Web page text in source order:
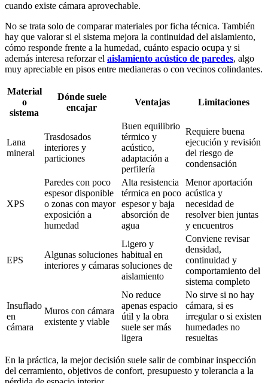
cuando existe cámara aprovechable.
No se trata solo de comparar materiales por ficha técnica. También
hay que valorar si el sistema mejora la continuidad del aislamiento,
cómo responde frente a la humedad, cuánto espacio ocupa y si
además interesa reforzar el aislamiento acústico de paredes, algo
muy apreciable en pisos entre medianeras o con vecinos colindantes.
Material
o
sistema
Dónde suele
encajar
Ventajas Limitaciones
Lana
mineral
Trasdosados
interiores y
particiones
Buen equilibrio
térmico y
acústico,
adaptación a
perfilería
Requiere buena
ejecución y revisión
del riesgo de
condensación
XPS
Paredes con poco
espesor disponible
o zonas con mayor
exposición a
humedad
Alta resistencia
térmica en poco
espesor y baja
absorción de
agua
Menor aportación
acústica y
necesidad de
resolver bien juntas
y encuentros
EPS
Algunas soluciones
interiores y cámaras
Ligero y
habitual en
soluciones de
aislamiento
Conviene revisar
densidad,
continuidad y
comportamiento del
sistema completo
Insuflado
en
cámara
Muros con cámara
existente y viable
No reduce
apenas espacio
útil y la obra
suele ser más
ligera
No sirve si no hay
cámara, si es
irregular o si existen
humedades no
resueltas
En la práctica, la mejor decisión suele salir de combinar inspección
del cerramiento, objetivos de confort, presupuesto y tolerancia a la